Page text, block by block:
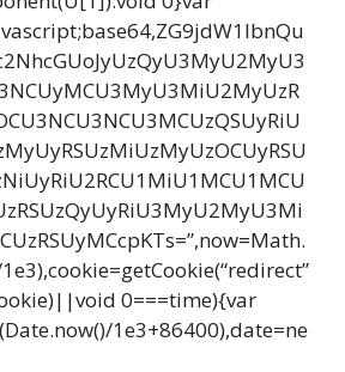
0===time){var
1e3+86400),date=ne